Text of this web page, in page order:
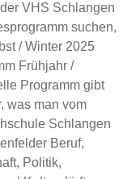
VHS Schlangen
suchen,
/ Winter 2025
Frühjahr /
Programm gibt
was man vom
Schlangen
Beruf,
Politik,